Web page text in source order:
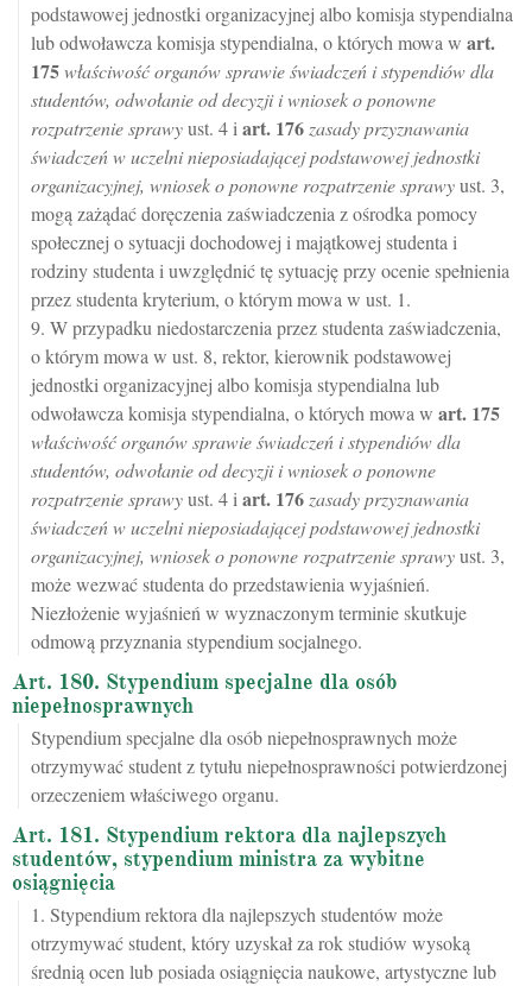
podstawowej jednostki organizacyjnej albo komisja stypendialna
lub odwoławcza komisja stypendialna, o których mowa w art.
175właściwość organów sprawie świadczeń i stypendiów dla
studentów, odwołanie od decyzji i wniosek o ponowne
rozpatrzenie sprawyust. 4 i art. 176 zasady przyznawania
świadczeń w uczelni nieposiadającej podstawowej jednostki
organizacyjnej, wniosek o ponowne rozpatrzenie sprawyust. 3,
mogą zażądać doręczenia zaświadczenia z ośrodka pomocy
społecznej o sytuacji dochodowej i majątkowej studenta i
rodziny studenta i uwzględnić tę sytuację przy ocenie spełnienia
przez studenta kryterium, o którym mowa w ust. 1.
9. W przypadku niedostarczenia przez studenta zaświadczenia,
o którym mowa w ust. 8, rektor, kierownik podstawowej
jednostki organizacyjnej albo komisja stypendialna lub
odwoławcza komisja stypendialna, o których mowa w art. 175
właściwość organów sprawie świadczeń i stypendiów dla
studentów, odwołanie od decyzji i wniosek o ponowne
rozpatrzenie sprawyust. 4 i art. 176 zasady przyznawania
świadczeń w uczelni nieposiadającej podstawowej jednostki
organizacyjnej, wniosek o ponowne rozpatrzenie sprawyust. 3,
może wezwać studenta do przedstawienia wyjaśnień.
Niezłożenie wyjaśnień w wyznaczonym terminie skutkuje
odmową przyznania stypendium socjalnego.
Art. 180. Stypendium specjalne dla osób
niepełnosprawnych
Stypendium specjalne dla osób niepełnosprawnych może
otrzymywać student z tytułu niepełnosprawności potwierdzonej
orzeczeniem właściwego organu.
Art. 181. Stypendium rektora dla najlepszych
studentów, stypendium ministra za wybitne
osiągnięcia
1. Stypendium rektora dla najlepszych studentów może
otrzymywać student, który uzyskał za rok studiów wysoką
średnią ocen lub posiada osiągnięcia naukowe, artystyczne lub